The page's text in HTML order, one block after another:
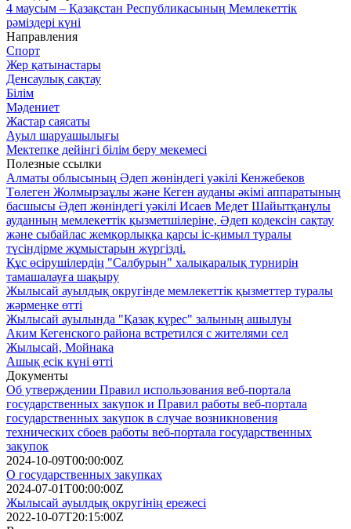
4 маусым – Қазақстан Республикасының Мемлекеттік
рәміздері күні
Направления
Спорт
Жер қатынастары
Денсаулық сақтау
Білім
Мәдениет
Жастар саясаты
Ауыл шаруашылығы
Мектепке дейінгі білім беру мекемесі
Полезные ссылки
Алматы облысының Әдеп жөніндегі уәкілі Кенжебеков
Төлеген Жолмырзаұлы және Кеген ауданы әкімі аппаратының
басшысы Әдеп жөніндегі уәкілі Исаев Медет Шайытқанұлы
ауданның мемлекеттік қызметшілеріне, Әдеп кодексін сақтау
және сыбайлас жемқорлыққа қарсы іс-қимыл туралы
түсіндірме жұмыстарын жүргізді.
Құс өсірушілердің "Салбурын" халықаралық турнирін
тамашалауға шақыру
Жылысай ауылдық округінде мемлекеттік қызметтер туралы
жәрмеңке өтті
Жылысай ауылында "Қазақ күрес" залының ашылуы
Аким Кегенского района встретился с жителями сел
Жылысай, Мойнака
Ашық есік күні өтті
Документы
Об утверждении Правил использования веб-портала
государственных закупок и Правил работы веб-портала
государственных закупок в случае возникновения
технических сбоев работы веб-портала государственных
закупок
2024-10-09T00:00:00Z
О государственных закупках
2024-07-01T00:00:00Z
Жылысай ауылдық округінің ережесі
2022-10-07T20:15:00Z